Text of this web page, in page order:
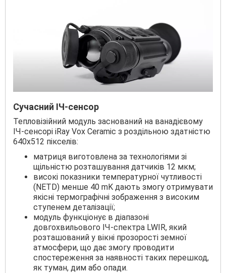
Сучасний ІЧ-сенсор
Тепловізійний модуль заснований на ванадієвому
ІЧ-сенсорі iRay Vox Ceramic з роздільною здатністю
640х512 пікселів:
матриця виготовлена за технологіями зі
щільністю розташування датчиків 12 мкм;
високі показники температурної чутливості
(NETD) менше 40 mK дають змогу отримувати
якісні термографічні зображення з високим
ступенем деталізації;
модуль функціонує в діапазоні
довгохвильового ІЧ-спектра LWIR, який
розташований у вікні прозорості земної
атмосфери, що дає змогу проводити
спостереження за наявності таких перешкод,
як туман, дим або опади.